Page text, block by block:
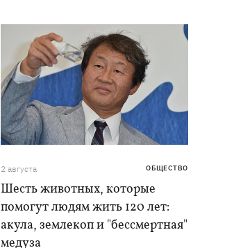
2 августа ОБЩЕСТВО
Шесть животных, которые
помогут людям жить 120 лет:
акула, землекоп и "бессмертная"
медуза